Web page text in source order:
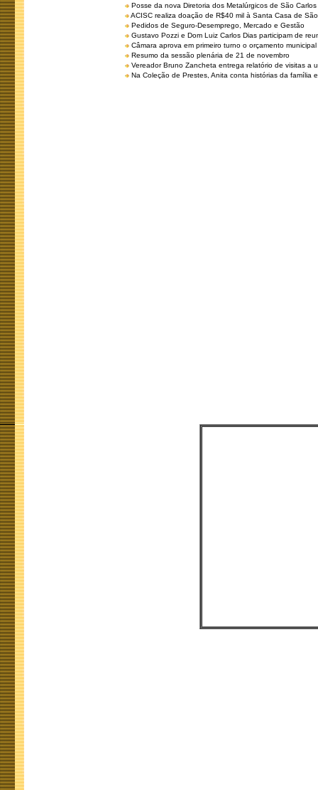
Posse da nova Diretoria dos Metalúrgicos de São
ACISC realiza doação de R$40 mil à Santa Casa de
Pedidos de Seguro-Desemprego, Mercado e Gestão
Gustavo Pozzi e Dom Luiz Carlos Dias participam de
Câmara aprova em primeiro turno o orçamento
Resumo da sessão plenária de 21 de novembro
Vereador Bruno Zancheta entrega relatório de visitas a
Na Coleção de Prestes, Anita conta histórias da família